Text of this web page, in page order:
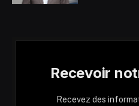
Recevoir
Recevez des